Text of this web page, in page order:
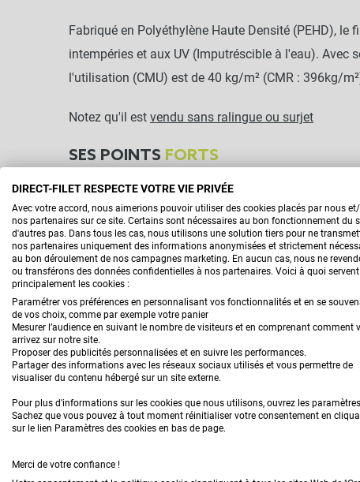
Fabriqué en Polyéthylène Haute Densité (PEHD), le
intempéries et aux UV (Imputréscible à l'eau). Avec
l'utilisation (CMU) est de 40 kg/m² (CMR : 396kg/
Notez qu'il est vendu sans ralingue ou surjet
SES POINTS FORTS
Imputrescible à l'eau
Longue durée de vie
Léger mais très résistant
Charge maximale à l'utilisation de 40kg/m²
DIRECT-FILET RESPECTE VOTRE VIE PRIVÉE
Avec votre accord, nous aimerions pouvoir utiliser des cookies placés par nous
nos partenaires sur ce site. Certains sont nécessaires au bon fonctionnement du
d'autres pas. Dans tous les cas, nous utilisons une solution tiers pour ne
nos partenaires uniquement des informations anonymisées et strictement
au bon déroulement de nos campagnes marketing. En aucun cas, nous ne
ou transférons des données confidentielles à nos partenaires. Voici à quoi servent
principalement les cookies :
Paramétrer vos préférences en personnalisant vos fonctionnalités et en se
de vos choix, comme par exemple votre panier
Mesurer l’audience en suivant le nombre de visiteurs et en comprenant comment
arrivez sur notre site.
Proposer des publicités personnalisées et en suivre les performances.
Partager des informations avec les réseaux sociaux utilisés et vous permettre de
visualiser du contenu hébergé sur un site externe.
Pour plus d'informations sur les cookies que nous utilisons, ouvrez les
Sachez que vous pouvez à tout moment réinitialiser votre consentement en
sur le lien Paramètres des cookies en bas de page.
Merci de votre confiance !